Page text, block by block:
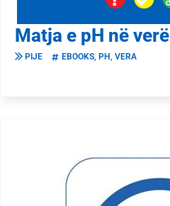
Matja e pH në verë
PIJE EBOOKS PH VERA